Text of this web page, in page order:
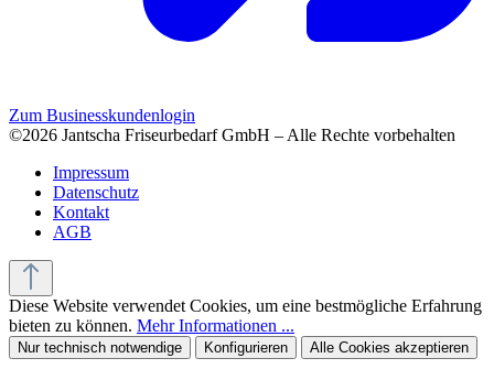
Zum Businesskundenlogin
©2026 Jantscha Friseurbedarf GmbH – Alle Rechte vorbehalten
Impressum
Datenschutz
Kontakt
AGB
Diese Website verwendet Cookies, um eine bestmögliche Erfahrung
bieten zu können. Mehr Informationen ...
Nur technisch notwendige Konfigurieren Alle Cookies akzeptieren